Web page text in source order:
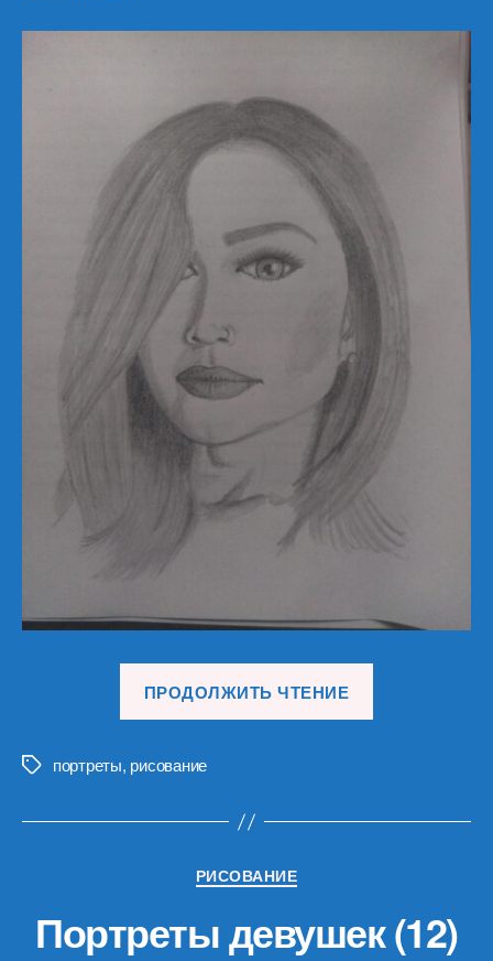
ПРОДОЛЖИТЬ ЧТЕНИЕ
Меткипортреты, рисование
Рубрики
РИСОВАНИЕ
Портреты девушек (12)